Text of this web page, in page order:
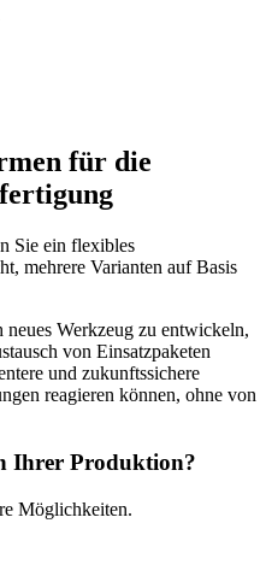
für die
Sie ein flexibles
mehrere Varianten auf Basis
Werkzeug zu entwickeln,
von Einsatzpaketen
und zukunftssichere
reagieren können, ohne von
Ihrer Produktion?
Möglichkeiten.